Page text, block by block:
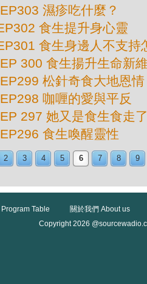
濕疹吃什麼？
食生提升身心靈
食生身邊人不支持
300 食生揚升生命新
松針奇食大地恩情
咖喱的愛與平反
297 她又是食生食走
食生喚醒靈性
2 3 4 5 6 7 8 9
Table
關於我們 About us
Copyright 2026